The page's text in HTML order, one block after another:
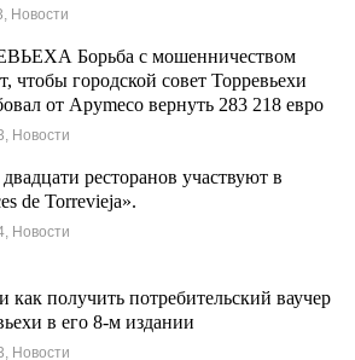
Новости
Борьба с мошенничеством
чтобы городской совет Торревьехи
от Apymeco вернуть 283 218 евро
Новости
ресторанов участвуют в
de Torrevieja».
Новости
как получить потребительский ваучер
в его 8-м издании
Новости